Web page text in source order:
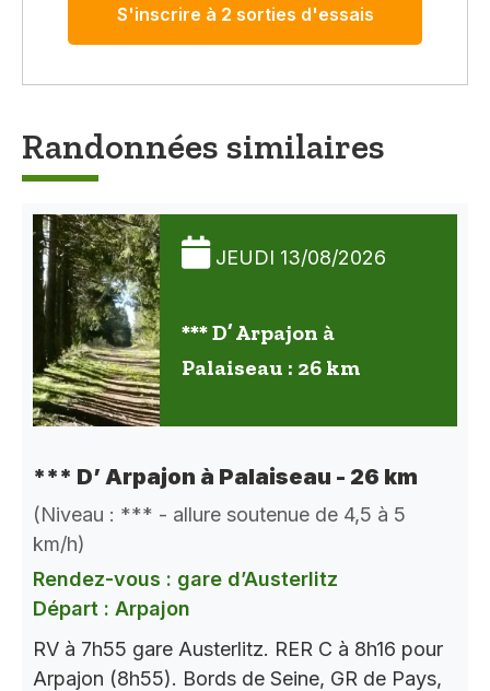
S'inscrire à 2 sorties d'essais
Randonnées similaires
JEUDI 13/08/2026
*** D’ Arpajon à
Palaiseau : 26 km
*** D’ Arpajon à Palaiseau - 26 km
(Niveau : *** - allure soutenue de 4,5 à 5
km/h)
Rendez-vous : gare d’Austerlitz
Départ : Arpajon
RV à 7h55 gare Austerlitz. RER C à 8h16 pour
Arpajon (8h55). Bords de Seine, GR de Pays,